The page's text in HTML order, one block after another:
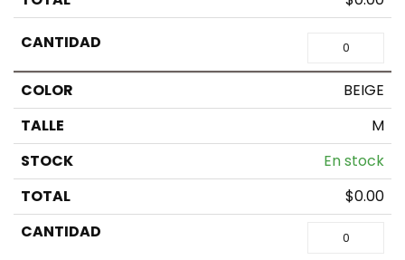
BEIGE
M
En stock
$0.00